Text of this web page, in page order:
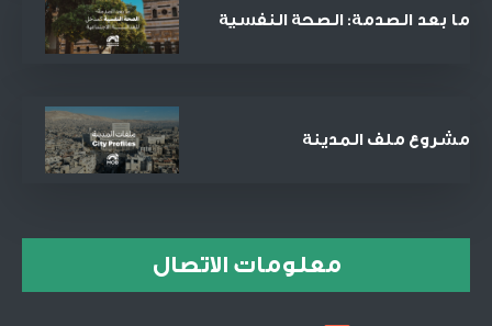
ما بعد الصدمة: الصحة النفسية
مشروع ملف المدينة
معلومات الاتصال